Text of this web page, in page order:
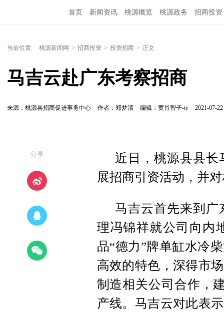
首页 新闻资讯 桃源概览 桃源政务 招商投资
当前位置: 桃源新闻网 > 招商投资 > 投资招商 > 正文
马吉云赴广东考察招商
来源：桃源县招商促进事务中心 作者：郑梦清 编辑：黄肖智子-ty 2021-07-
—分享—
近日，桃源县县长
展招商引资活动，并
马吉云首先来到
理冯锦祥就公司向内
品“德力”牌单缸水冷
高效的特色，深得市
制造相关公司合作，
产线。马吉云对此表